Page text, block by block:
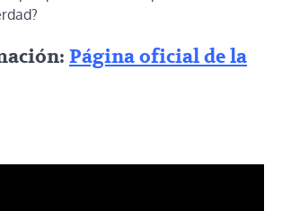
Página oficial de la